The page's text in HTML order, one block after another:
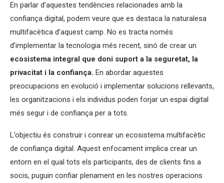
En parlar d’aquestes tendències relacionades amb la
confiança digital, podem veure que es destaca la naturalesa
multifacètica d’aquest camp. No es tracta només
d’implementar la tecnologia més recent, sinó de crear un
ecosistema integral que doni suport a la seguretat, la
privacitat i la confiança. En abordar aquestes
preocupacions en evolució i implementar solucions rellevants,
les organitzacions i els individus poden forjar un espai digital
més segur i de confiança per a tots.
L’objectiu és construir i conrear un ecosistema multifacètic
de confiança digital. Aquest enfocament implica crear un
entorn en el qual tots els participants, des de clients fins a
socis, puguin confiar plenament en les nostres operacions